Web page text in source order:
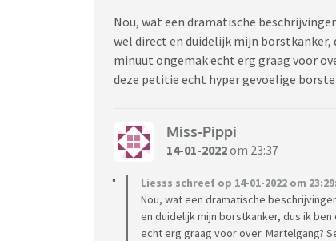
Nou, wat een dramatische
wel direct en duidelijk mijn borstkanker,
minuut ongemak echt erg graag voor
deze petitie echt hyper gevoelige
Miss-Pippi
14-01-2022om 23:37
Liesss schreef op 14-01-2022 om 23:29:
Nou, wat een dramatische
en duidelijk mijn borstkanker, dus ik
echt erg graag voor over. Martelgang?